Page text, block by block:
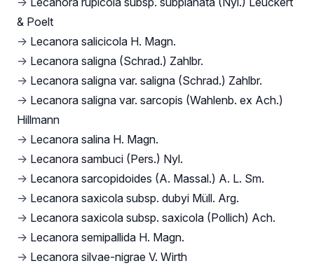
& Poelt
→ Lecanora salicicola H. Magn.
→ Lecanora saligna (Schrad.) Zahlbr.
→ Lecanora saligna var. saligna (Schrad.) Zahlbr.
→ Lecanora saligna var. sarcopis (Wahlenb. ex Ach.)
Hillmann
→ Lecanora salina H. Magn.
→ Lecanora sambuci (Pers.) Nyl.
→ Lecanora sarcopidoides (A. Massal.) A. L. Sm.
→ Lecanora saxicola subsp. dubyi Müll. Arg.
→ Lecanora saxicola subsp. saxicola (Pollich) Ach.
→ Lecanora semipallida H. Magn.
→ Lecanora silvae-nigrae V. Wirth